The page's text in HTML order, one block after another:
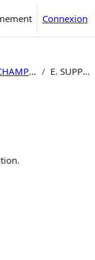
Connexion
III. LES CHAMPS (propriétés) E. SUPPRESSION